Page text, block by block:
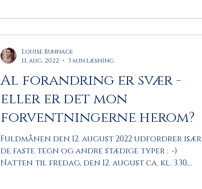
Al forandring er svær -
eller er det mon
forventningerne herom?
Fuldmånen den 12. august 2022 udfordrer især
de faste tegn og andre stædige typer ;-)
Natten til fredag, den 12. august ca. kl. 3.30,...
Louise Bunnage
11. aug. 2022
3 min læsning